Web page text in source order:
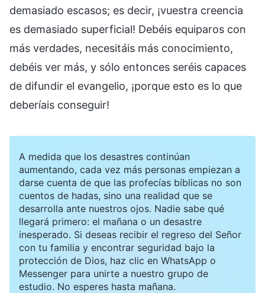
demasiado escasos; es decir, ¡vuestra creencia
es demasiado superficial! Debéis equiparos con
más verdades, necesitáis más conocimiento,
debéis ver más, y sólo entonces seréis capaces
de difundir el evangelio, ¡porque esto es lo que
deberíais conseguir!
A medida que los desastres continúan
aumentando, cada vez más personas empiezan a
darse cuenta de que las profecías bíblicas no son
cuentos de hadas, sino una realidad que se
desarrolla ante nuestros ojos. Nadie sabe qué
llegará primero: el mañana o un desastre
inesperado. Si deseas recibir el regreso del Señor
con tu familia y encontrar seguridad bajo la
protección de Dios, haz clic en WhatsApp o
Messenger para unirte a nuestro grupo de
estudio. No esperes hasta mañana.